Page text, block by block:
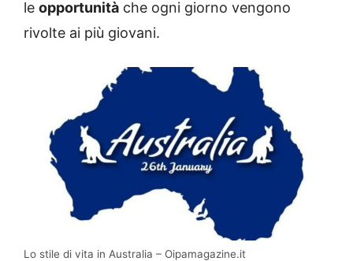
le opportunità che ogni giorno vengono
rivolte ai più giovani.
Lo stile di vita in Australia – Oipamagazine.it